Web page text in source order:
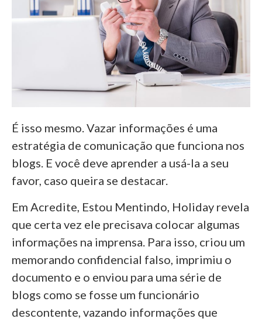
É isso mesmo. Vazar informações é uma
estratégia de comunicação que funciona nos
blogs. E você deve aprender a usá-la a seu
favor, caso queira se destacar.
Em Acredite, Estou Mentindo, Holiday revela
que certa vez ele precisava colocar algumas
informações na imprensa. Para isso, criou um
memorando confidencial falso, imprimiu o
documento e o enviou para uma série de
blogs como se fosse um funcionário
descontente, vazando informações que